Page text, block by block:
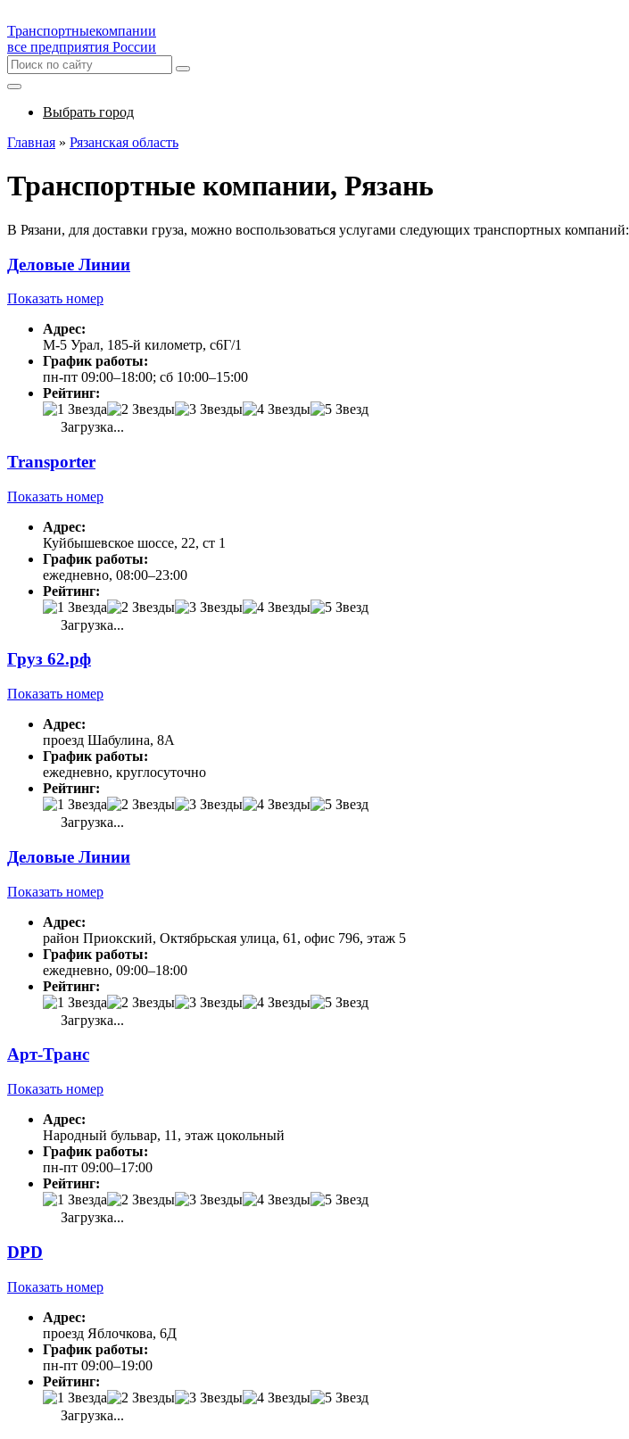
Транспортныекомпании
все предприятия России
Выбрать город
Главная » Рязанская область
Транспортные компании, Рязань
В Рязани, для доставки груза, можно воспользоваться услугами следующих транспортных компаний:
Деловые Линии
Показать номер
Адрес:
М-5 Урал, 185-й километр, с6Г/1
График работы:
пн-пт 09:00–18:00; сб 10:00–15:00
Рейтинг:
Загрузка...
Transporter
Показать номер
Адрес:
Куйбышевское шоссе, 22, ст 1
График работы:
ежедневно, 08:00–23:00
Рейтинг:
Загрузка...
Груз 62.рф
Показать номер
Адрес:
проезд Шабулина, 8А
График работы:
ежедневно, круглосуточно
Рейтинг:
Загрузка...
Деловые Линии
Показать номер
Адрес:
район Приокский, Октябрьская улица, 61, офис 796, этаж 5
График работы:
ежедневно, 09:00–18:00
Рейтинг:
Загрузка...
Арт-Транс
Показать номер
Адрес:
Народный бульвар, 11, этаж цокольный
График работы:
пн-пт 09:00–17:00
Рейтинг:
Загрузка...
DPD
Показать номер
Адрес:
проезд Яблочкова, 6Д
График работы:
пн-пт 09:00–19:00
Рейтинг:
Загрузка...